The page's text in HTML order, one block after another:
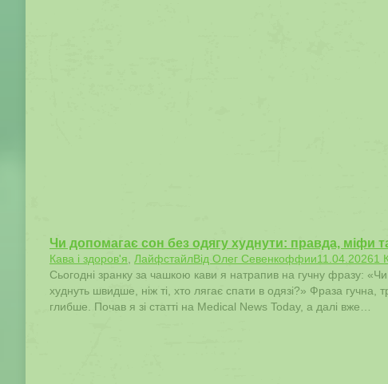
Чи допомагає сон без одягу худнути: правда, міфи
Кава і здоров'я ЛайфстайлВід Олег Севенкоффии11.04.20261
Сьогодні зранку за чашкою кави я натрапив на гучну фразу:
худнуть швидше, ніж ті, хто лягає спати в одязі?» Фраза
глибше. Почав я зі статті на Medical News Today, а далі вже…